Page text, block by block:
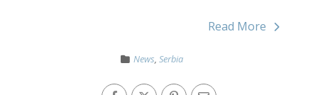
Read More
News, Serbia